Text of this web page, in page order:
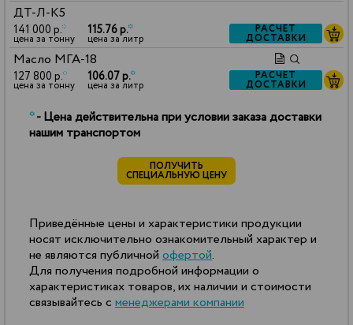
ДТ-Л-К5
141 000 р.*
цена за тонну
115.76 р.*
цена за литр
РАСЧЕТ
ДОСТАВКИ
Масло МГА-18
127 800 р.*
цена за тонну
106.07 р.*
цена за литр
РАСЧЕТ
ДОСТАВКИ
*- Цена действительна при условии заказа доставки
нашим транспортом
ПОЛУЧИТЬ
СПЕЦИАЛЬНУЮ ЦЕНУ
Приведённые цены и характеристики продукции
носят исключительно ознакомительный характер и
не являются публичной офертой.
Для получения подробной информации о
характеристиках товаров, их наличии и стоимости
связывайтесь с менеджерами компании